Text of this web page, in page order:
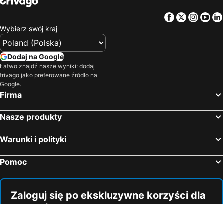
Facebook
Twitter
Wybierz swój kraj
Dodaj na Google
Łatwo znajdź nasze wyniki: dodaj
trivago jako preferowane źródło na
Google.
Firma
Nasze produkty
Warunki i polityki
Pomoc
Zaloguj się po ekskluzywne korzyści dla